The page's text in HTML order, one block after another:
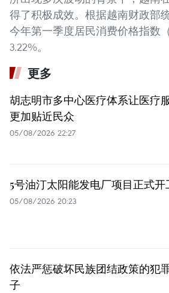
得了积极成效。根据越南财政部
今年第一季度居民消费价格指数
3.22%。
更多
胡志明市多中心医疗体系让医疗
更加贴近民众
05/08/2026 22:27
5号油汀太阳能发电厂项目正式开
05/08/2026 20:23
依法严惩破坏民族团结政策的犯
子